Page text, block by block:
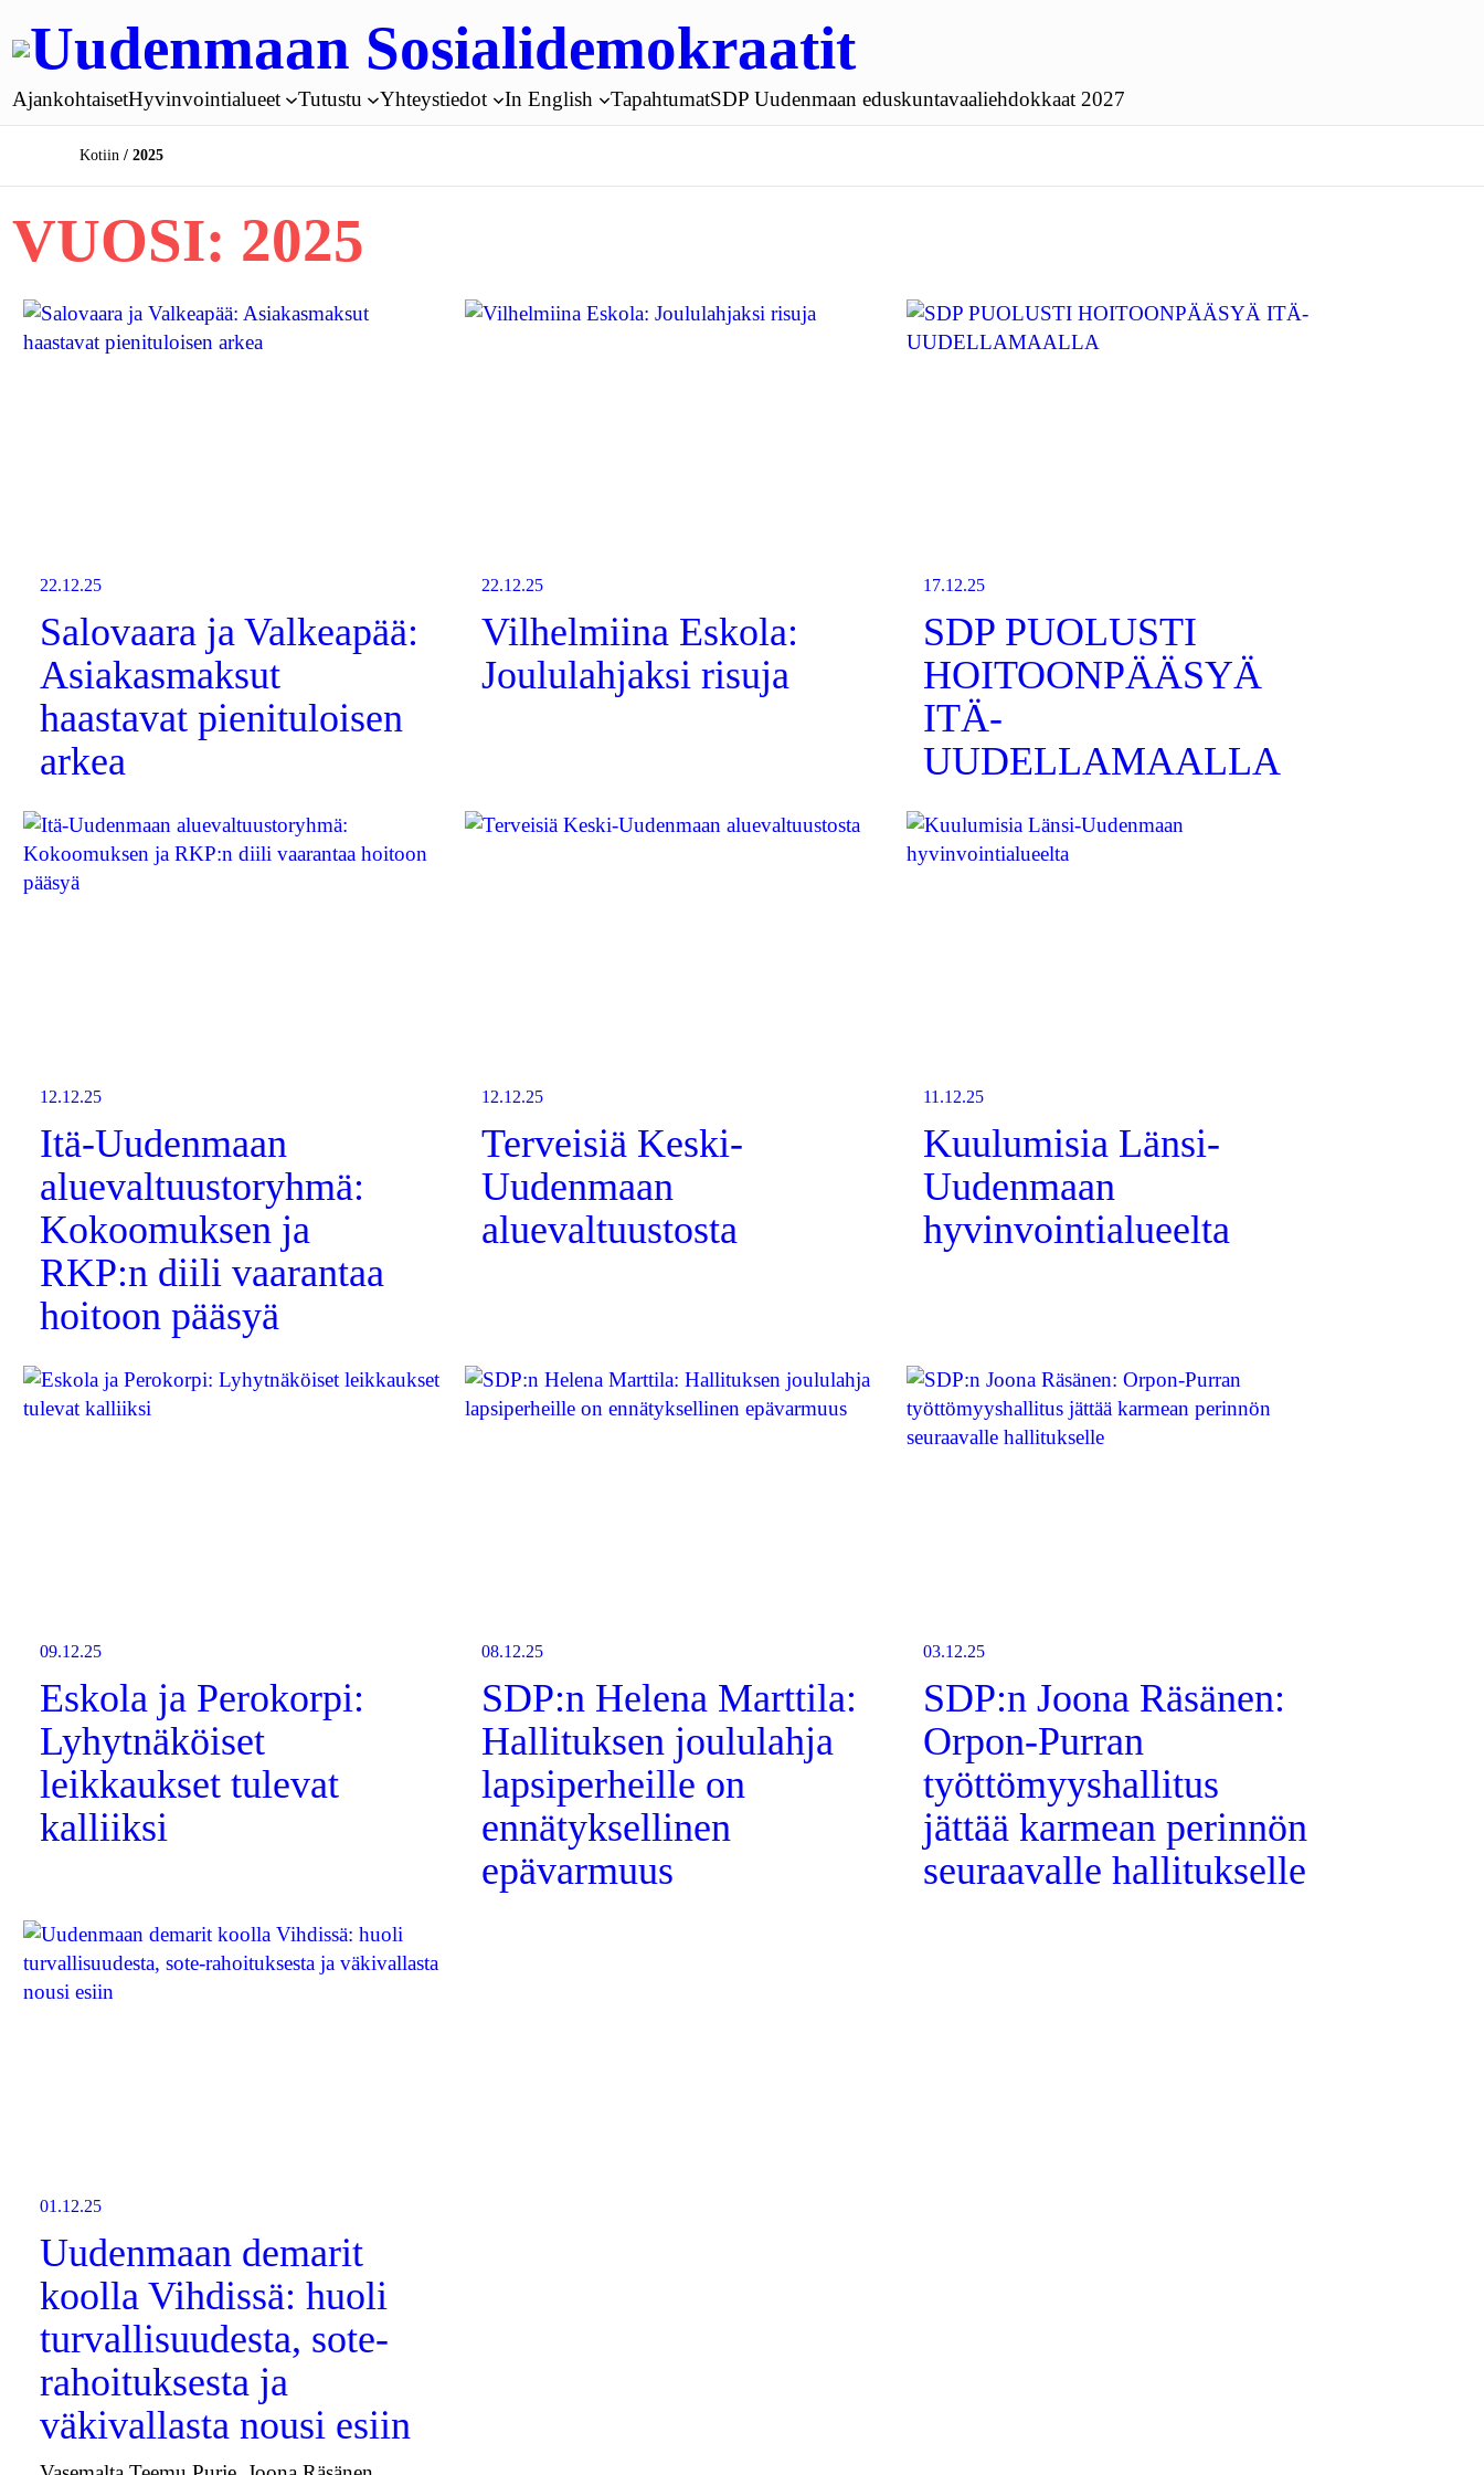
sisältöönUudenmaan Sosialidemokraatit
AjankohtaisetHyvinvointialueet Tutustu Yhteystiedot In English TapahtumatSDP Uudenmaan eduskuntavaaliehdokkaat 2027
Kotiin 2025
VUOSI: 2025
22.12.25
Salovaara ja Valkeapää:
Asiakasmaksut
haastavat pienituloisen
arkea
22.12.25
Vilhelmiina Eskola:
Joululahjaksi risuja
17.12.25
SDP PUOLUSTI
HOITOONPÄÄSYÄ
ITÄ-
UUDELLAMAALLA
12.12.25
Itä-Uudenmaan
aluevaltuustoryhmä:
Kokoomuksen ja
RKP:n diili vaarantaa
hoitoon pääsyä
12.12.25
Terveisiä Keski-
Uudenmaan
aluevaltuustosta
11.12.25
Kuulumisia Länsi-
Uudenmaan
hyvinvointialueelta
09.12.25
Eskola ja Perokorpi:
Lyhytnäköiset
leikkaukset tulevat
kalliiksi
08.12.25
SDP:n Helena Marttila:
Hallituksen joululahja
lapsiperheille on
ennätyksellinen
epävarmuus
03.12.25
SDP:n Joona Räsänen:
Orpon-Purran
työttömyyshallitus
jättää karmean perinnön
seuraavalle hallitukselle
01.12.25
Uudenmaan demarit
koolla Vihdissä: huoli
turvallisuudesta, sote-
rahoituksesta ja
väkivallasta nousi esiin